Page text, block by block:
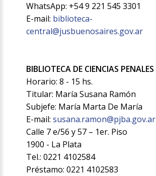
WhatsApp: +54 9 221 545 3301
E-mail: biblioteca-
central@jusbuenosaires.gov.ar
BIBLIOTECA DE CIENCIAS PENALES
Horario: 8 - 15 hs.
Titular: María Susana Ramón
Subjefe: María Marta De María
E-mail: susana.ramon@pjba.gov.ar
Calle 7 e/56 y 57 – 1er. Piso
1900 - La Plata
Tel.: 0221 4102584
Préstamo: 0221 4102583